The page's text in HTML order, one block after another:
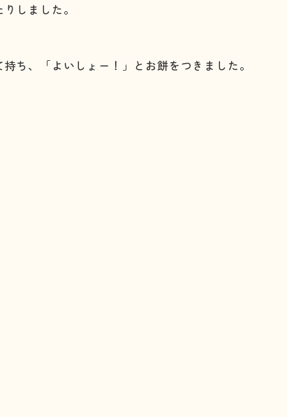
しました。
ち、「よいしょー！」とお餅をつきました。